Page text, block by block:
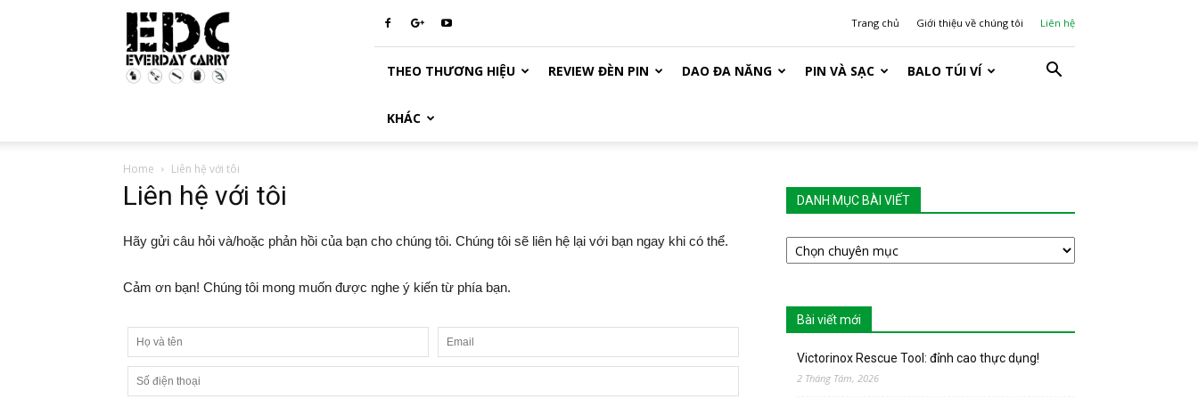
Chuyên
trang
EDC
Trang chủ Giới thiệu về chúng tôi Liên hệ
THEO THƯƠNG HIỆU REVIEW ĐÈN PIN DAO ĐA NĂNG PIN VÀ SẠC BALO TÚI VÍ
KHÁC
Home Liên hệ với tôi
Liên hệ với tôi
Hãy gửi câu hỏi và/hoặc phản hồi của bạn cho chúng tôi. Chúng tôi sẽ liên hệ lại với bạn ngay khi có thể.
Cảm ơn bạn! Chúng tôi mong muốn được nghe ý kiến từ phía bạn.
DANH MỤC BÀI VIẾT
DANH
MỤC
Bài viết mới
Victorinox Rescue Tool: đỉnh cao thực dụng!
2 Tháng Tám, 2026